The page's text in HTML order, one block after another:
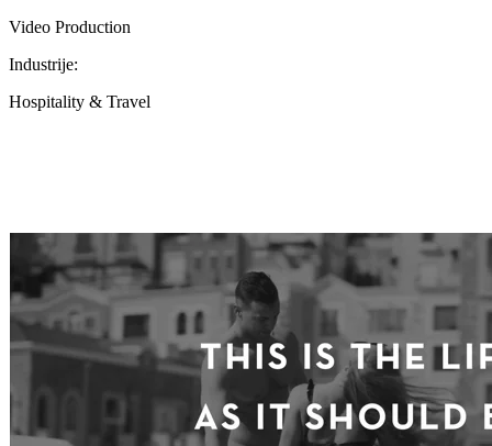
Video Production
Industrije:
Hospitality & Travel